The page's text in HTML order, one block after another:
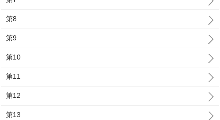
第8
第9
第10
第11
第12
第13